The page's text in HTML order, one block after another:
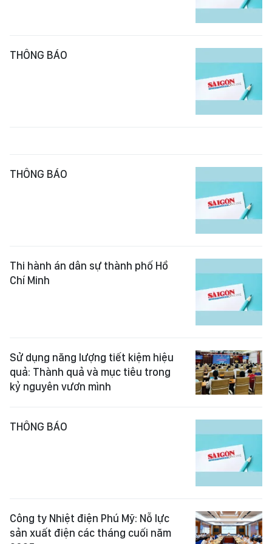
THÔNG BÁO
THÔNG BÁO
Thi hành án dân sự thành phố Hồ
Chí Minh
Sử dụng năng lượng tiết kiệm hiệu
quả: Thành quả và mục tiêu trong
kỷ nguyên vươn mình
THÔNG BÁO
Công ty Nhiệt điện Phú Mỹ: Nỗ lực
sản xuất điện các tháng cuối năm